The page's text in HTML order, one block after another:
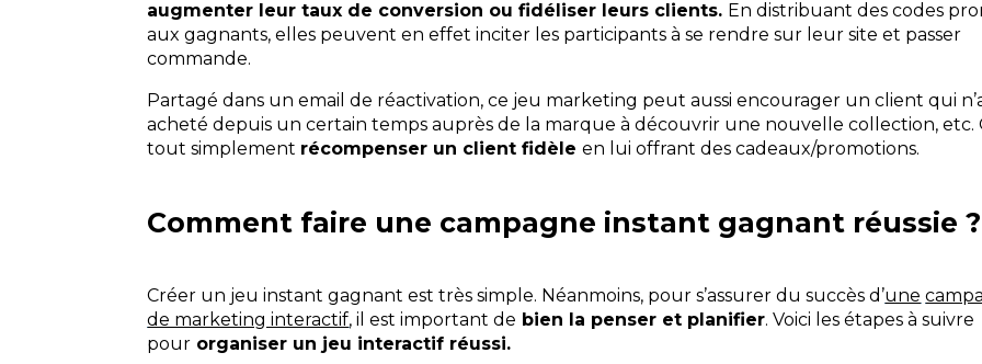
augmenter leur taux de conversion ou fidéliser leurs clients. En distribuant des codes
aux gagnants, elles peuvent en effet inciter les participants à se rendre sur leur site et passer
commande.
Partagé dans un email de réactivation, ce jeu marketing peut aussi encourager un client qui
acheté depuis un certain temps auprès de la marque à découvrir une nouvelle collection, etc.
tout simplement récompenser un client fidèleen lui offrant des cadeaux/promotions.
Comment faire une campagne instant gagnant réussie ?
Créer un jeu instant gagnant est très simple. Néanmoins, pour s’assurer du succès d’une
de marketing interactif, il est important de bien la penser et planifier.Voici les étapes à suivre
pour organiser un jeu interactif réussi.